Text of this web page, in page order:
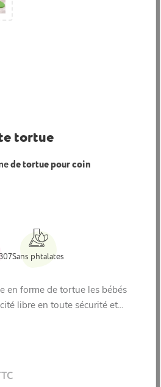
tortue
de tortue pour coin
Sans phtalates
en forme de tortue les bébés
libre en toute sécurité et...